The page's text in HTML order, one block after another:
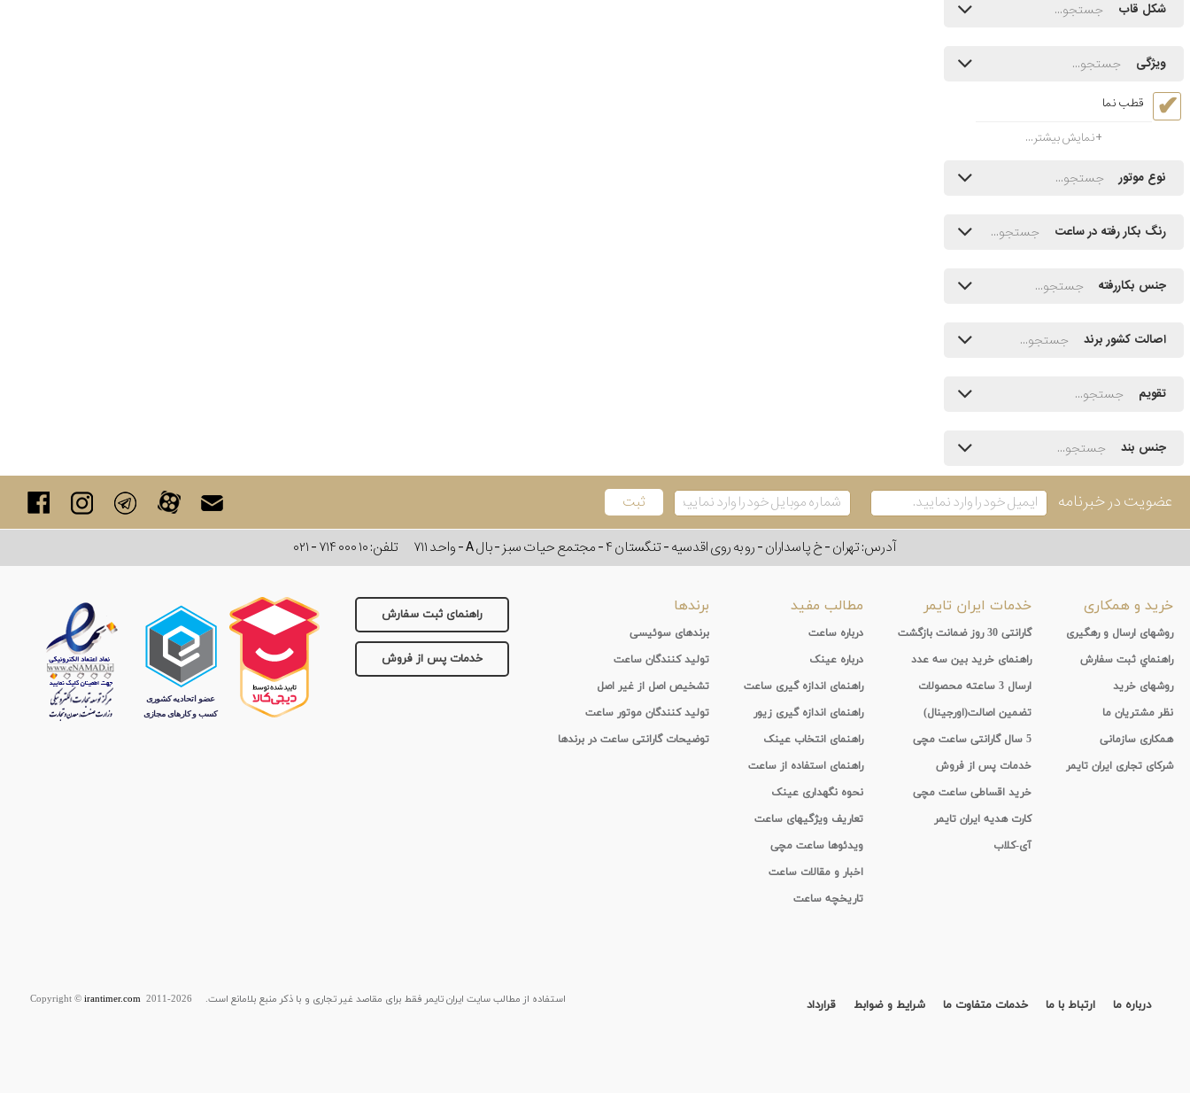
شکل قاب
ویژگی
قطب نما
نمایش بیشتر...
نوع موتور
رنگ بکار رفته در ساعت
جنس بکاررفته
اصالت کشور برند
تقویم
جنس بند
عضویت در خبرنامه
آدرس: تهران - خ پاسداران - رو به روی اقدسیه - تنگستان ۴ - مجتمع حیات سبز - بال A - واحد ۷۱۱ تلفن:۰۲۱ - ۷۱۴ ۰۰۰ ۱۰
راهنمای ثبت سفارش
خدمات پس از فروش
خرید و همکاری
روشهای ارسال و رهگیری
راهنماي ثبت سفارش
روشهای خرید
نظر مشتریان ما
همکاری سازمانی
شرکای تجاری ایران تایمر
خدمات ایران تایمر
گارانتی 30 روز ضمانت بازگشت
راهنمای خرید بین سه عدد
ارسال 3 ساعته محصولات
تضمین اصالت(اورجینال)
5 سال گارانتی ساعت مچی
خدمات پس از فروش
خرید اقساطی ساعت مچی
کارت هدیه ایران تایمر
آی-کلاب
مطالب مفید
درباره ساعت
درباره عینک
راهنمای اندازه گیری ساعت
راهنمای اندازه گیری زیور
راهنمای انتخاب عینک
راهنمای استفاده از ساعت
نحوه نگهداری عینک
تعاریف ویژگیهای ساعت
ویدئوها ساعت مچی
اخبار و مقالات ساعت
تاریخچه ساعت
برندها
برندهای سوئیسی
تولید کنندگان ساعت
تشخیص اصل از غیر اصل
تولید کنندگان موتور ساعت
توضیحات گارانتی ساعت در برندها
درباره ما ارتباط با ما خدمات متفاوت ما شرایط و ضوابط قرارداد استفاده از مطالب سايت ایران تایمر فقط برای مقاصد غیر تجاری و با ذکر منبع بلامانع است. Copyright © irantimer.com2011-2026